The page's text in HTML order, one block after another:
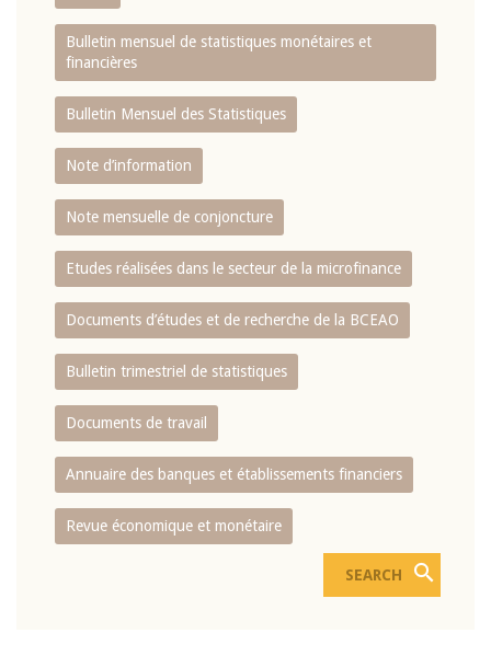
Bulletin mensuel de statistiques monétaires et
financières
Bulletin Mensuel des Statistiques
Note d’information
Note mensuelle de conjoncture
Etudes réalisées dans le secteur de la microfinance
Documents d’études et de recherche de la BCEAO
Bulletin trimestriel de statistiques
Documents de travail
Annuaire des banques et établissements financiers
Revue économique et monétaire